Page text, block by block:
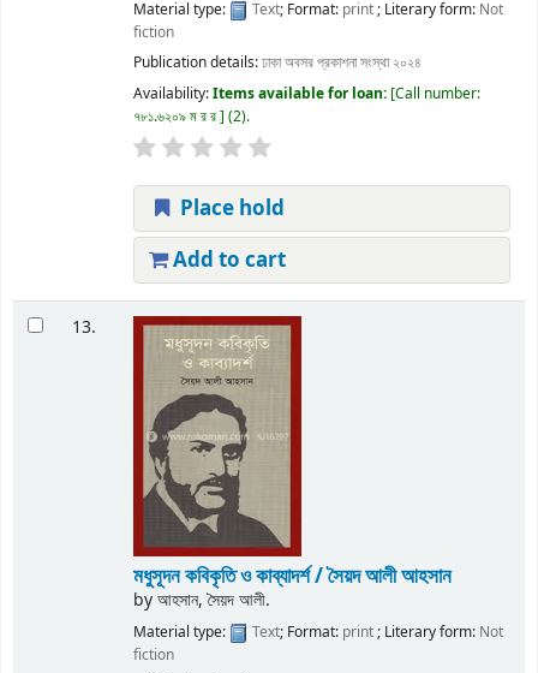
Material type: Text; Format: print; Literary form: Not
fiction
Publication details:ঢাকাঅবসর প্রকাশনা সংস্থা ২০২৪
Availability:Items available for loan: Call number:
৭৮১.৬২০৯ ম র র (2).
Place hold
Add to cart
13.
মধুসূদন কবিকৃতি ও কাব্যাদর্শ / সৈয়দ আলী আহসান
byআহসান, সৈয়দ আলী.
Material type: Text; Format: print; Literary form: Not
fiction